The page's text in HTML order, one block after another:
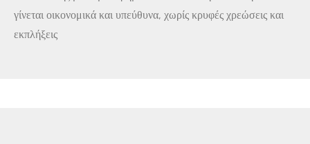
γίνεται οικονομικά και υπεύθυνα, χωρίς κρυφές χρεώσεις και
εκπλήξεις